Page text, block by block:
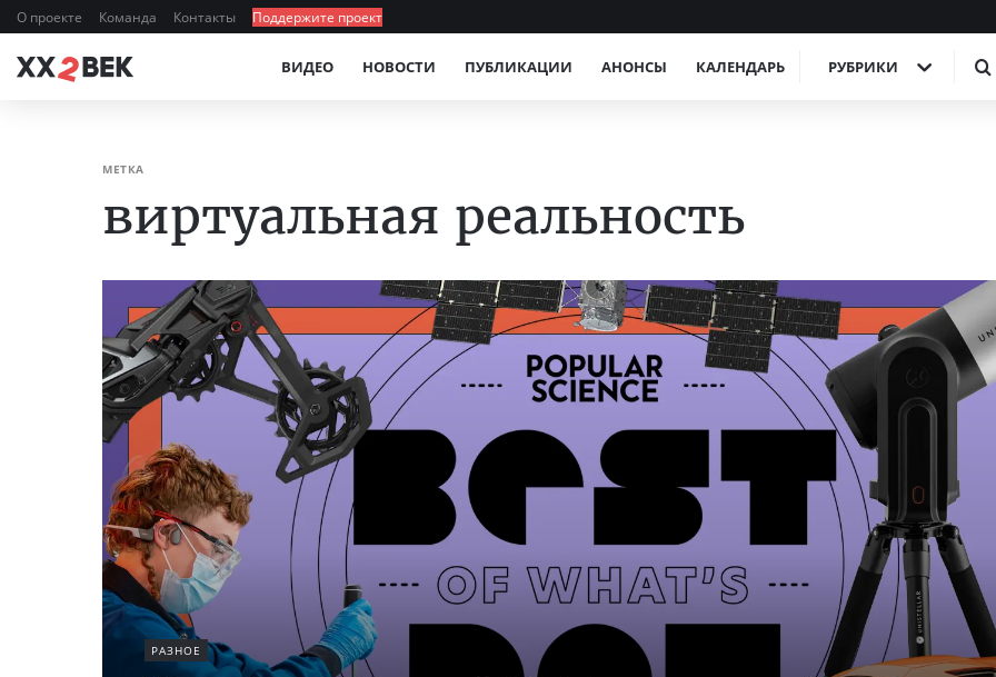
О проекте Команда Контакты Поддержите проект
ВИДЕО НОВОСТИ ПУБЛИКАЦИИ АНОНСЫ КАЛЕНДАРЬ РУБРИКИ
МЕТКА
виртуальная реальность
РАЗНОЕ